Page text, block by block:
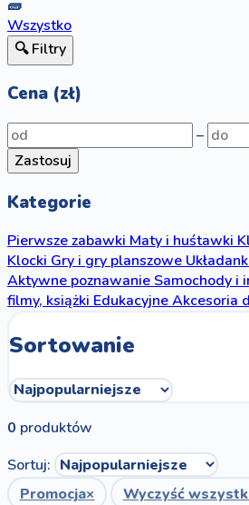
🧱
Wszystko
🔍 Filtry
Cena (zł)
–
Zastosuj
Kategorie
Pierwsze zabawkiMaty i huśtawki
KlockiGry i gry planszowe
Aktywne poznawanieSamochody i
filmy, książkiEdukacyjneAkcesoria
Sortowanie
0 produktów
Sortuj:
Promocja×
Wyczyść